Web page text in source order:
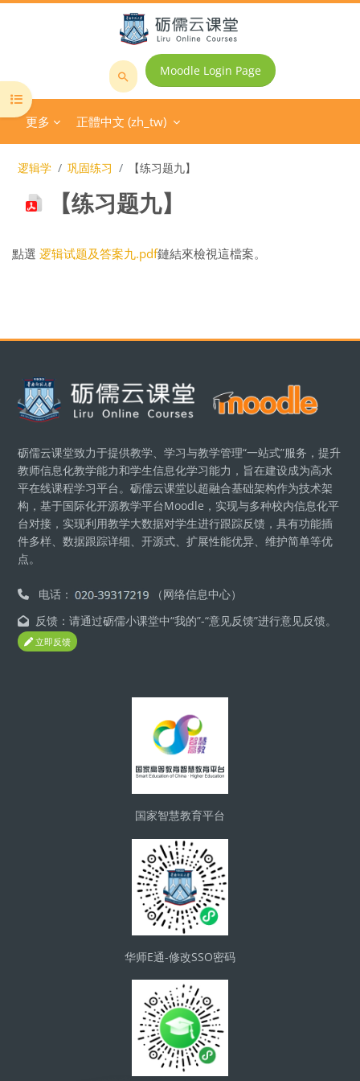
搜
課
程
Moodle Login Page
更多 正體中文 ‎(zh_tw)‎
開啟課程索引
逻辑学 巩固练习 【练习题九】
【练习题九】
完成課程所需要的條件
點選 逻辑试题及答案九.pdf鏈結來檢視這檔案。
區塊
砺儒云课堂致力于提供教学、学习与教学管理“一站式”服务，提升
教师信息化教学能力和学生信息化学习能力，旨在建设成为高水
平在线课程学习平台。砺儒云课堂以超融合基础架构作为技术架
构，基于国际化开源教学平台Moodle，实现与多种校内信息化平
台对接，实现利用教学大数据对学生进行跟踪反馈，具有功能插
件多样、数据跟踪详细、开源式、扩展性能优异、维护简单等优
点。
电话：
（网络信息中心）
反馈：请通过砺儒小课堂中“我的”-“意见反馈”进行意见反馈。
立即反馈
国家智慧教育平台
华师E通-修改SSO密码